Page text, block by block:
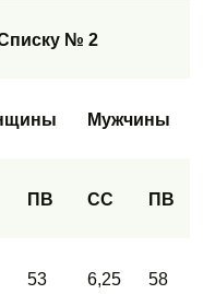
№ 2
Мужчины
ПВ СС ПВ
53 6,25 58